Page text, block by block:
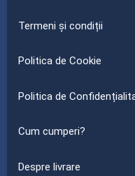
Termeni și condiții
Politica de Cookie
Politica de
Cum cumperi?
Despre livrare